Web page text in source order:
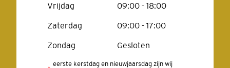
Vrijdag 09:00 - 18:00
Zaterdag 09:00 - 17:00
Zondag Gesloten
eerste kerstdag en nieuwjaarsdag zijn wij